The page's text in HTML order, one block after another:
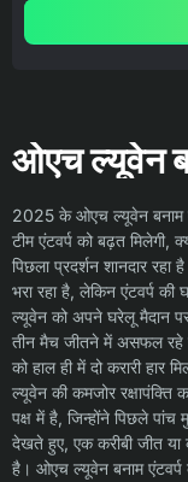
ओएच ल्यूवेन
2025 के ओएच ल्यूवेन बनाम
टीम एंटवर्प को बढ़त
पिछला प्रदर्शन शानदार रहा
भरा रहा है, लेकिन एंटवर्प
ल्यूवेन को अपने घरेलू मैदान
तीन मैच जीतने में असफल रहे
को हाल ही में दो करारी
ल्यूवेन की कमजोर रक्षापंक्ति
पक्ष में है, जिन्होंने पिछले
देखते हुए, एक करीबी जीत या
है। ओएच ल्यूवेन बनाम